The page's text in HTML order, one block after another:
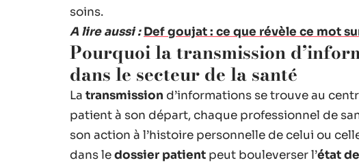
soins.
A lire aussi : Def goujat : ce que révèle ce mot
Pourquoi la transmission
dans le secteur de la santé
La transmission d’informations se trouve au
patient à son départ, chaque professionnel de
son action à l’histoire personnelle de celui ou
dans ledossier patient peut bouleverser l’état